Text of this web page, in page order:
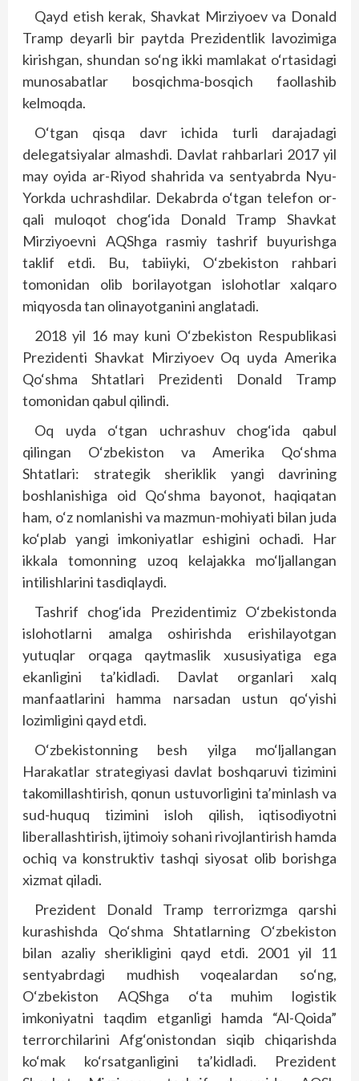
Qayd etish kerak, Shavkat Mirziyoev va Donald
Tramp deyarli bir paytda Prezidentlik lavozimiga
kirishgan, shundan so‘ng ikki mamlakat o‘rtasidagi
munosabatlar bosqichma-bosqich faollashib
kelmoqda.
O‘tgan qisqa davr ichida turli darajadagi
delegatsiyalar almashdi. Davlat rahbarlari 2017 yil
may oyida ar-Riyod shahrida va sentyabrda Nyu-
Yorkda uchrashdilar. Dekabrda o‘tgan telefon or­
qali muloqot chog‘ida Donald Tramp Shavkat
Mirziyoevni AQShga rasmiy tashrif buyurishga
taklif etdi. Bu, tabiiyki, O‘zbekiston rahbari
tomonidan olib borilayotgan islohotlar xalqaro
miqyosda tan olinayotganini anglatadi.
2018 yil 16 may kuni O‘zbekiston Respublikasi
Prezidenti Shavkat Mirziyoev Oq uyda Amerika
Qo‘shma Shtatlari Prezidenti Donald Tramp
tomonidan qabul qilindi.
Oq uyda o‘tgan uchrashuv chog‘ida qabul
qilingan O‘zbe­kiston va Amerika Qo‘shma
Shtatlari: strategik sheriklik yangi davrining
boshlanishiga oid Qo‘shma bayonot, haqiqatan
ham, o‘z nomlanishi va mazmun-mohiyati bilan juda
ko‘plab yangi imkoniyatlar eshigini ochadi. Har
ikkala tomonning uzoq kelajakka mo‘ljallangan
intilishlarini tasdiqlaydi.
Tashrif chog‘ida Prezidentimiz O‘zbekistonda
islohotlarni amalga oshirishda erishilayotgan
yutuqlar orqaga qaytmaslik xususiyatiga ega
ekanligini ta’kidladi. Davlat organlari xalq
manfaatlarini hamma narsadan ustun qo‘yishi
lozimligini qayd etdi.
O‘zbekistonning besh yilga mo‘ljallangan
Harakatlar strategiyasi davlat boshqaruvi tizimini
takomillashtirish, qonun ustuvorligini ta’minlash va
sud-huquq tizimini isloh qilish, iqtisodiyotni
liberallashtirish, ijtimoiy sohani rivojlantirish hamda
ochiq va konstruktiv tashqi siyosat olib borishga
xizmat qiladi.
Prezident Donald Tramp terrorizmga qarshi
kurashishda Qo‘shma Shtatlarning O‘zbekiston
bilan azaliy sherikligini qayd etdi. 2001 yil 11
sentyabrdagi mud­hish voqealardan so‘ng,
O‘zbekis­ton AQShga o‘ta muhim logistik
imkoniyatni taqdim etganligi hamda “Al-Qoida”
terrorchilarini Af­g‘o­nistondan siqib chiqarishda
ko‘mak ko‘rsatganligini ta’kidladi. Prezident